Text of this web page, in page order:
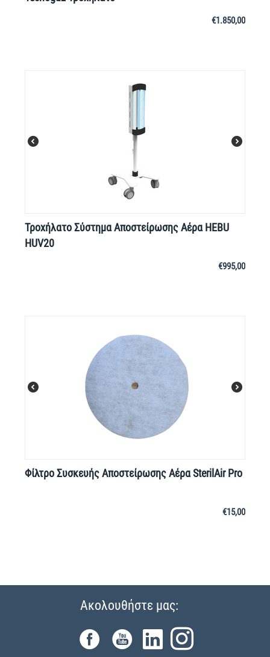
€1.850,00
Τροχήλατο Σύστημα Αποστείρωσης Αέρα ΗΕBU
HUV20
€995,00
Φίλτρο Συσκευής Αποστείρωσης Αέρα SterilAir Pro
€15,00
Ακολουθήστε μας: